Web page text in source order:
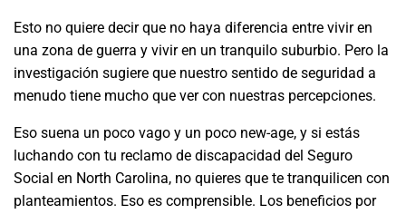
Esto no quiere decir que no haya diferencia entre vivir en
una zona de guerra y vivir en un tranquilo suburbio. Pero la
investigación sugiere que nuestro sentido de seguridad a
menudo tiene mucho que ver con nuestras percepciones.
Eso suena un poco vago y un poco new-age, y si estás
luchando con tu reclamo de discapacidad del Seguro
Social en North Carolina, no quieres que te tranquilicen con
planteamientos. Eso es comprensible. Los beneficios por